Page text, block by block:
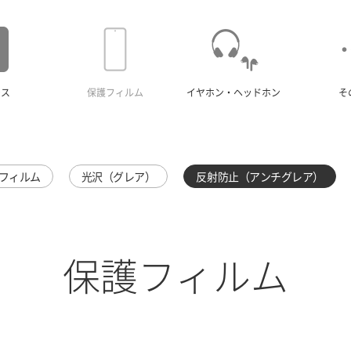
保護フィルム イヤホン・ヘッドホン そ
ィルム 光沢（グレア） 反射防止（アンチグレア）
保護フィルム